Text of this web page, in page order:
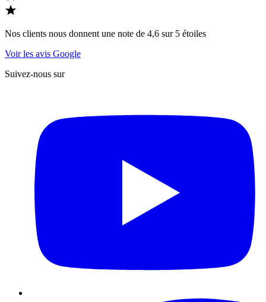
Nos clients nous donnent une note de 4,6 sur 5 étoiles
Voir les avis Google
Suivez-nous sur